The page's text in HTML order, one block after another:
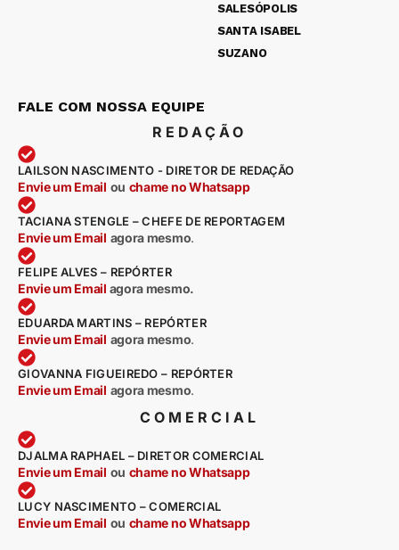
SALESÓPOLIS
SANTA ISABEL
SUZANO
FALE COM NOSSA EQUIPE
REDAÇÃO
LAILSON NASCIMENTO - DIRETOR DE REDAÇÃO
Envie um Email ou chame no Whatsapp
TACIANA STENGLE – CHEFE DE REPORTAGEM
Envie um Email agora mesmo.
FELIPE ALVES – REPÓRTER
Envie um Email agora mesmo.
EDUARDA MARTINS – REPÓRTER
Envie um Email agora mesmo.
GIOVANNA FIGUEIREDO – REPÓRTER
Envie um Email agora mesmo.
COMERCIAL
DJALMA RAPHAEL – DIRETOR COMERCIAL
Envie um Email ou chame no Whatsapp
LUCY NASCIMENTO – COMERCIAL
Envie um Email ou chame no Whatsapp